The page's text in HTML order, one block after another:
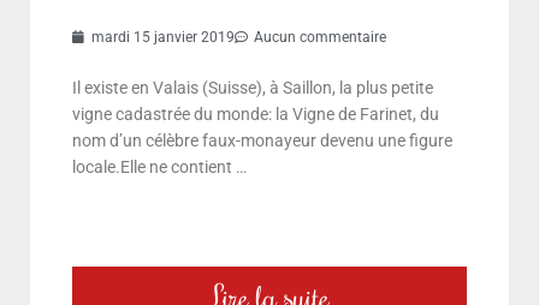
mardi 15 janvier 2019 Aucun commentaire
Il existe en Valais (Suisse), à Saillon, la plus petite
vigne cadastrée du monde: la Vigne de Farinet, du
nom d’un célèbre faux-monayeur devenu une figure
locale.Elle ne contient …
Lire la suite